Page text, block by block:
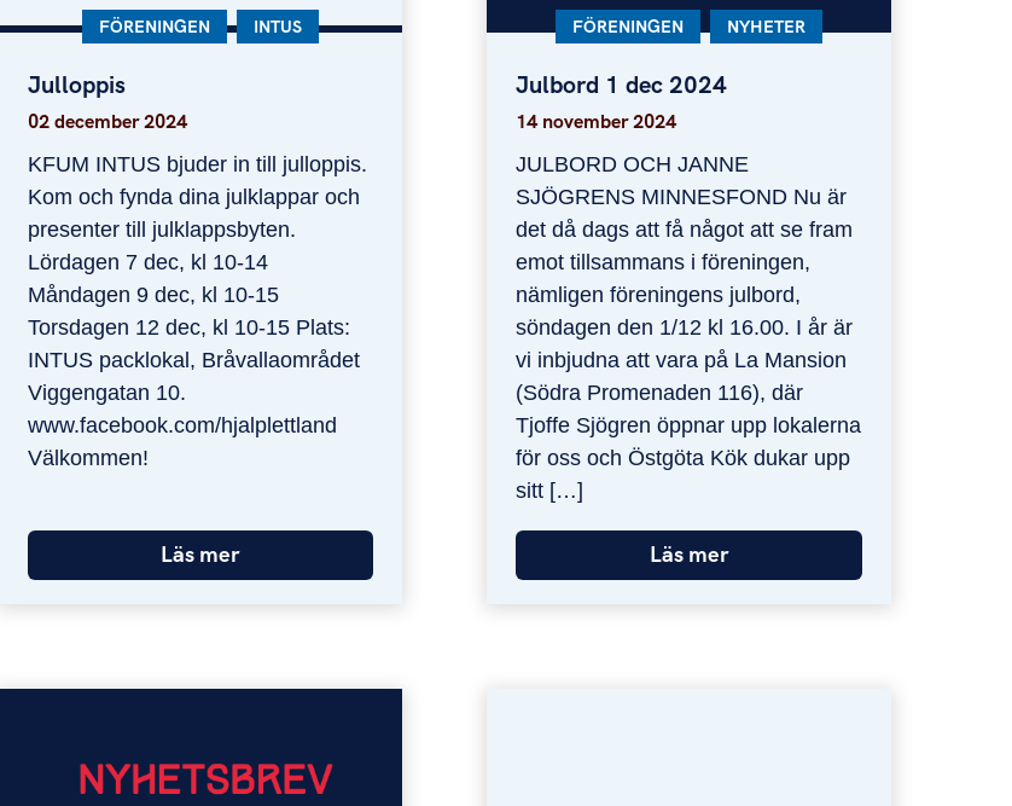
Julloppis
Julloppis
KATEGORI:
FÖRENINGEN KATEGORI:
INTUS
02 december 2024
KFUM INTUS bjuder in till julloppis.
Kom och fynda dina julklappar och
presenter till julklappsbyten.
Lördagen 7 dec, kl 10-14
Måndagen 9 dec, kl 10-15
Torsdagen 12 dec, kl 10-15 Plats:
INTUS packlokal, Bråvallaområdet
Viggengatan 10.
www.facebook.com/hjalplettland
Välkommen!
Läs mer
Julbord 1 dec 2024
Julbord 1 dec 2024
KATEGORI:
FÖRENINGEN KATEGORI:
NYHETER
14 november 2024
JULBORD OCH JANNE
SJÖGRENS MINNESFOND Nu är
det då dags att få något att se fram
emot tillsammans i föreningen,
nämligen föreningens julbord,
söndagen den 1/12 kl 16.00. I år är
vi inbjudna att vara på La Mansion
(Södra Promenaden 116), där
Tjoffe Sjögren öppnar upp lokalerna
för oss och Östgöta Kök dukar upp
sitt […]
Läs mer